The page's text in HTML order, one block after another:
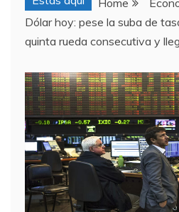
Home
Dólar hoy: pese la suba de
quinta rueda consecutiva y